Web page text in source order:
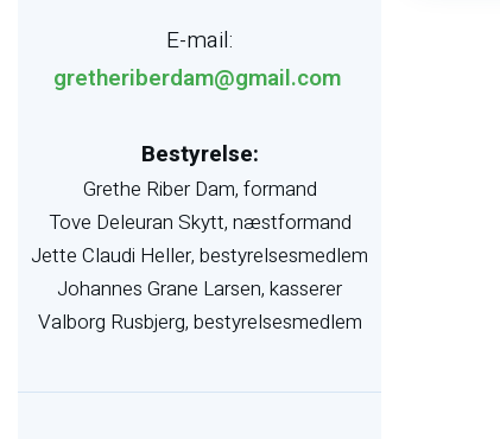
E-mail:
gretheriberdam@gmail.com
Bestyrelse:
Grethe Riber Dam, formand
Tove Deleuran Skytt, næstformand
Jette Claudi Heller, bestyrelsesmedlem
Johannes Grane Larsen, kasserer
Valborg Rusbjerg, bestyrelsesmedlem